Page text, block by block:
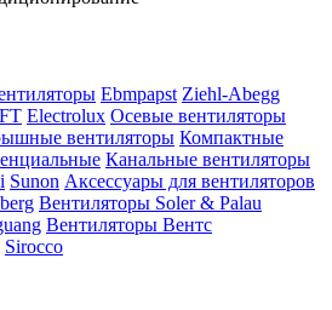
Ebmpapst Ziehl-Abegg
Electrolux Осевые вентиляторы
вентиляторы Компактные
Канальные вентиляторы
Sunon Аксессуары для вентиляторов
Вентиляторы Soler & Palau
Вентиляторы Вентс
Sirocco